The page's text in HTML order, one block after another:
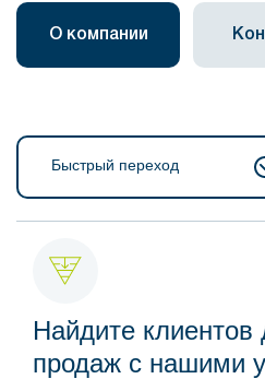
О компании
Быстрый переход
Найдите клиентов
продаж с нашими